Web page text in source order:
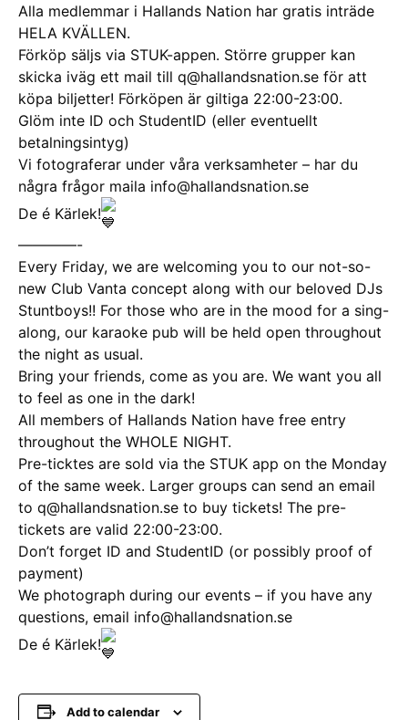
Alla medlemmar i Hallands Nation har gratis inträde
HELA KVÄLLEN.
Förköp säljs via STUK-appen. Större grupper kan
skicka iväg ett mail till q@hallandsnation.se för att
köpa biljetter! Förköpen är giltiga 22:00-23:00.
Glöm inte ID och StudentID (eller eventuellt
betalningsintyg)
Vi fotograferar under våra verksamheter – har du
några frågor maila info@hallandsnation.se
De é Kärlek!
————-
Every Friday, we are welcoming you to our not-so-
new Club Vanta concept along with our beloved DJs
Stuntboys!! For those who are in the mood for a sing-
along, our karaoke pub will be held open throughout
the night as usual.
Bring your friends, come as you are. We want you all
to feel as one in the dark!
All members of Hallands Nation have free entry
throughout the WHOLE NIGHT.
Pre-ticktes are sold via the STUK app on the Monday
of the same week. Larger groups can send an email
to q@hallandsnation.se to buy tickets! The pre-
tickets are valid 22:00-23:00.
Don’t forget ID and StudentID (or possibly proof of
payment)
We photograph during our events – if you have any
questions, email info@hallandsnation.se
De é Kärlek!
Add to calendar